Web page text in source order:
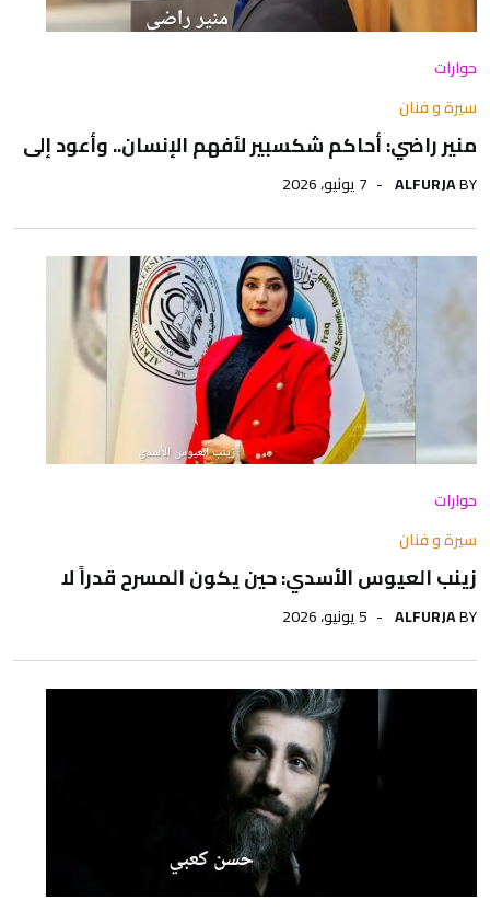
حوارات
سيرة و فنان
منير راضي: أحاكم شكسبير لأفهم الإنسان.. وأعود إلى
BY
ALFURJA 7 يونيو، 2026
حوارات
سيرة و فنان
زينب العيوس الأسدي: حين يكون المسرح قدراً لا
BY
ALFURJA 5 يونيو، 2026